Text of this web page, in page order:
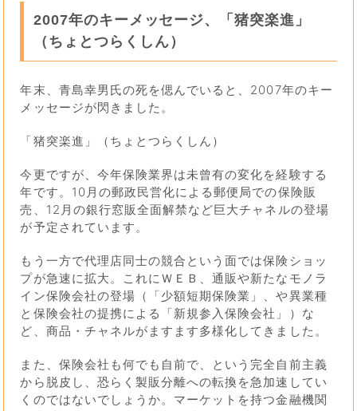
2007年のキーメッセージ、「猪突楽進」
（ちょとつらくしん）
年末、青島幸男氏の死を偲んでいると、2007年のキー
メッセージが閃きました。
「猪突楽進」（ちょとつらくしん）
今更ですが、今年保険業界は未曾有の変化を経験する
年です。10月の郵政民営化による郵便局での保険販
売、12月の銀行窓販全面解禁など巨大チャネルの登場
が予定されています。
もう一方で代理店同士の競合という面では保険ショッ
プが急速に拡大。これにＷＥＢ、通販や新たなモノラ
イン保険会社の登場（「少額短期保険業」、や異業種
と保険会社の提携による「新規参入保険会社」）な
ど、商品・チャネルがますます多様化してきました。
また、保険会社も何でも自前で、という完全自前主義
から脱皮し、恐らく製販分離への転換を急加速してい
くのではないでしょうか。マーケットを持つ金融機関